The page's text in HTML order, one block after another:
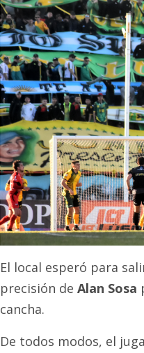
El local esperó para
precisión de Alan Sosa
cancha.
De todos modos, el